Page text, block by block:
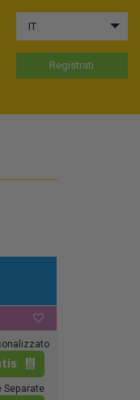
IT
Registrati
Separate